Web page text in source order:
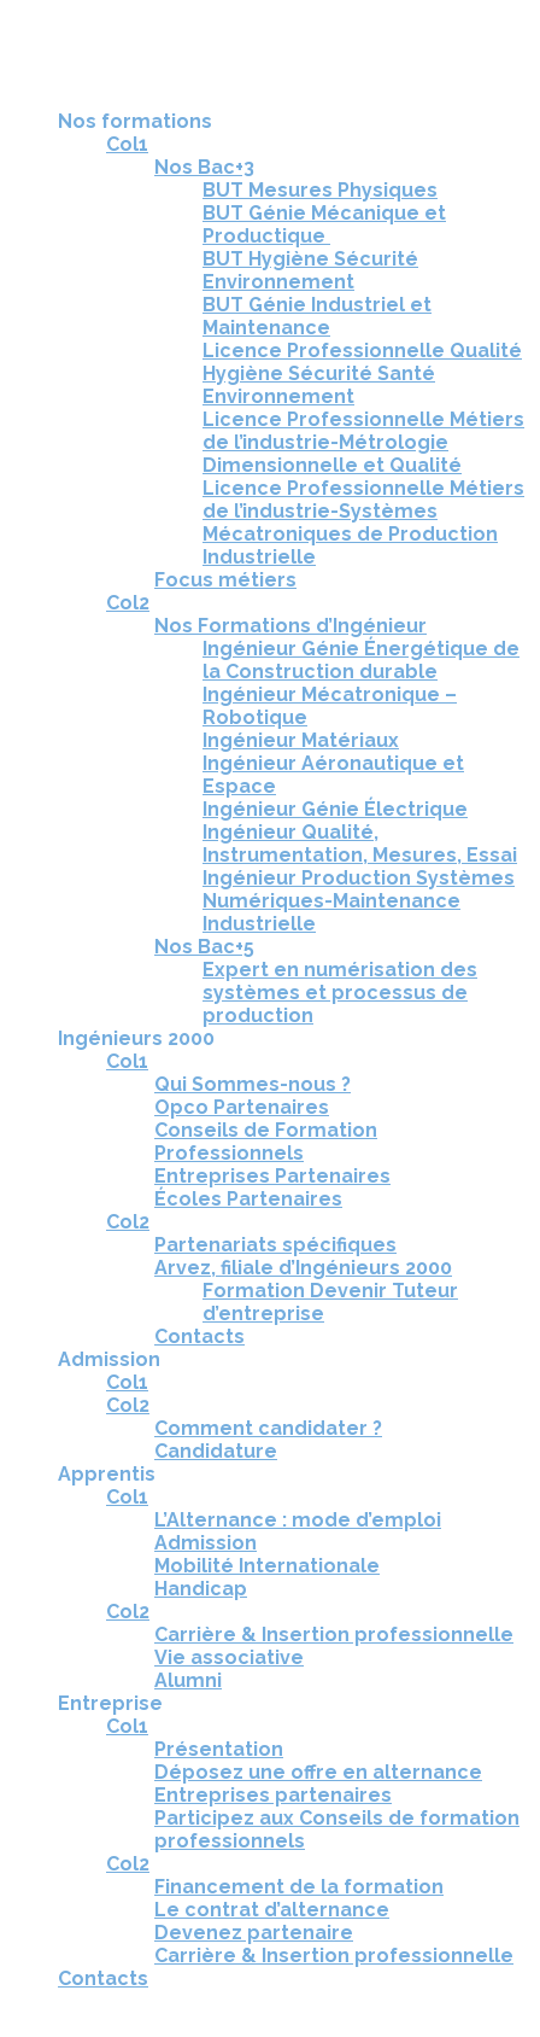
Nos formations
Col1
Nos Bac+3
BUT Mesures Physiques
BUT Génie Mécanique et
Productique
BUT Hygiène Sécurité
Environnement
BUT Génie Industriel et
Maintenance
Licence Professionnelle Qualité
Hygiène Sécurité Santé
Environnement
Licence Professionnelle Métiers
de l’industrie-Métrologie
Dimensionnelle et Qualité
Licence Professionnelle Métiers
de l’industrie-Systèmes
Mécatroniques de Production
Industrielle
Focus métiers
Col2
Nos Formations d’Ingénieur
Ingénieur Génie Énergétique de
la Construction durable
Ingénieur Mécatronique –
Robotique
Ingénieur Matériaux
Ingénieur Aéronautique et
Espace
Ingénieur Génie Électrique
Ingénieur Qualité,
Instrumentation, Mesures, Essai
Ingénieur Production Systèmes
Numériques-Maintenance
Industrielle
Nos Bac+5
Expert en numérisation des
systèmes et processus de
production
Ingénieurs 2000
Col1
Qui Sommes-nous ?
Opco Partenaires
Conseils de Formation
Professionnels
Entreprises Partenaires
Écoles Partenaires
Col2
Partenariats spécifiques
Arvez, filiale d’Ingénieurs 2000
Formation Devenir Tuteur
d’entreprise
Contacts
Admission
Col1
Col2
Comment candidater ?
Candidature
Apprentis
Col1
L’Alternance : mode d’emploi
Admission
Mobilité Internationale
Handicap
Col2
Carrière & Insertion professionnelle
Vie associative
Alumni
Entreprise
Col1
Présentation
Déposez une offre en alternance
Entreprises partenaires
Participez aux Conseils de formation
professionnels
Col2
Financement de la formation
Le contrat d’alternance
Devenez partenaire
Carrière & Insertion professionnelle
Contacts